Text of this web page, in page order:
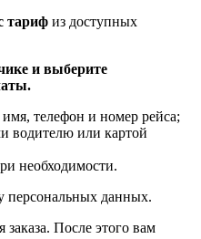
тариф из доступных
и выберите
телефон и номер рейса;
водителю или картой
необходимости.
персональных данных.
заказа. После этого вам